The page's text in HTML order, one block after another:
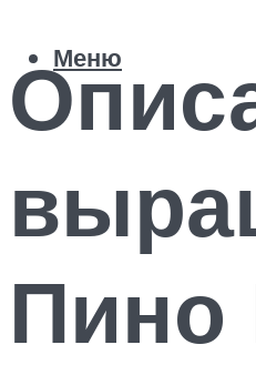
Меню
Пино